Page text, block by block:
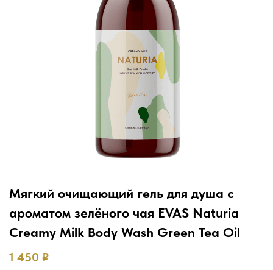
Мягкий очищающий гель для душа с
ароматом зелёного чая EVAS Naturia
Creamy Milk Body Wash Green Tea Oil
1 450 ₽